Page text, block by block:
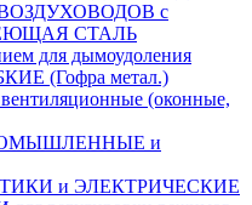
с
СТАЛЬ
для дымоудоления
(Гофра метал.)
(оконные,
и
и ЭЛЕКТРИЧЕСКИЕ